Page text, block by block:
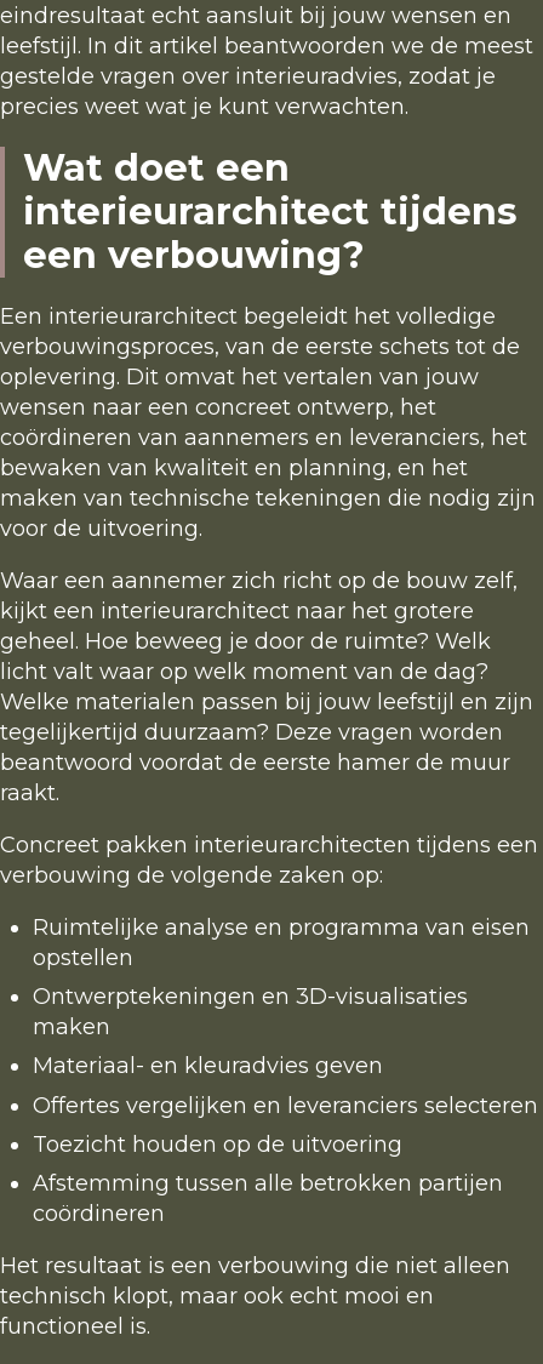
Projecten
Nieuws en trends
Contact
Kennismaken
eindresultaat echt aansluit bij jouw wensen en
leefstijl. In dit artikel beantwoorden we de meest
gestelde vragen over interieuradvies, zodat je
precies weet wat je kunt verwachten.
Wat doet een
interieurarchitect tijdens
een verbouwing?
Een interieurarchitect begeleidt het volledige
verbouwingsproces, van de eerste schets tot de
oplevering. Dit omvat het vertalen van jouw
wensen naar een concreet ontwerp, het
coördineren van aannemers en leveranciers, het
bewaken van kwaliteit en planning, en het
maken van technische tekeningen die nodig zijn
voor de uitvoering.
Waar een aannemer zich richt op de bouw zelf,
kijkt een interieurarchitect naar het grotere
geheel. Hoe beweeg je door de ruimte? Welk
licht valt waar op welk moment van de dag?
Welke materialen passen bij jouw leefstijl en zijn
tegelijkertijd duurzaam? Deze vragen worden
beantwoord voordat de eerste hamer de muur
raakt.
Concreet pakken interieurarchitecten tijdens een
verbouwing de volgende zaken op:
Ruimtelijke analyse en programma van eisen
opstellen
Ontwerptekeningen en 3D-visualisaties
maken
Materiaal- en kleuradvies geven
Offertes vergelijken en leveranciers selecteren
Toezicht houden op de uitvoering
Afstemming tussen alle betrokken partijen
coördineren
Het resultaat is een verbouwing die niet alleen
technisch klopt, maar ook echt mooi en
functioneel is.